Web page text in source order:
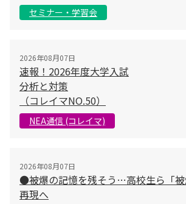
セミナー・学習会
2026年08月07日
速報！2026年度大学入試
分析と対策
（コレイマNO.50）
NEA通信 (コレイマ)
2026年08月07日
●被爆の記憶を残そう…高校生ら「被
再現へ